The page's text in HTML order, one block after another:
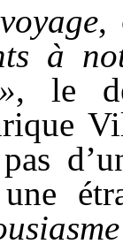
,
à
, le